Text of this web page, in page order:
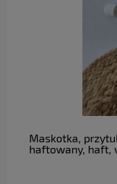
Maskotka,
haftowany, haft,